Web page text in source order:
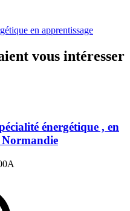
en apprentissage
vous intéresser
énergétique , en